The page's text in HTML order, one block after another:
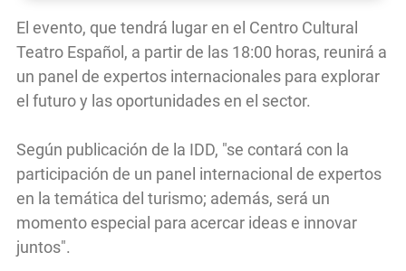
El evento, que tendrá lugar en el Centro Cultural
Teatro Español, a partir de las 18:00 horas, reunirá a
un panel de expertos internacionales para explorar
el futuro y las oportunidades en el sector.
Según publicación de la IDD, "se contará con la
participación de un panel internacional de expertos
en la temática del turismo; además, será un
momento especial para acercar ideas e innovar
juntos".